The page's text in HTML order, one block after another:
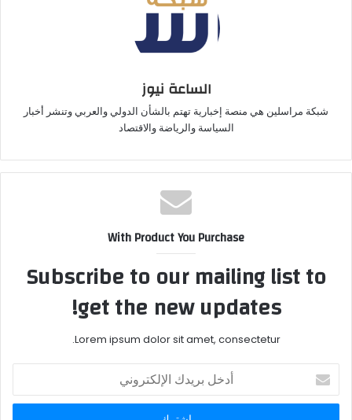
الساعة نيوز
شبكة مراسلين هي منصة إخبارية تهتم بالشأن الدولي والعربي وتنشر أخبار
السياسة والرياضة والاقتصاد
With Product You Purchase
Subscribe to our mailing list to
get the new updates!
Lorem ipsum dolor sit amet, consectetur.
أدخل
بريدك
الإلكتروني